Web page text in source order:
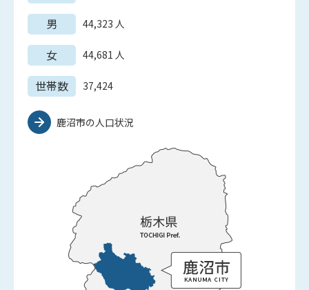
男 44,323 人
女 44,681 人
世帯数 37,424
鹿沼市の人口状況